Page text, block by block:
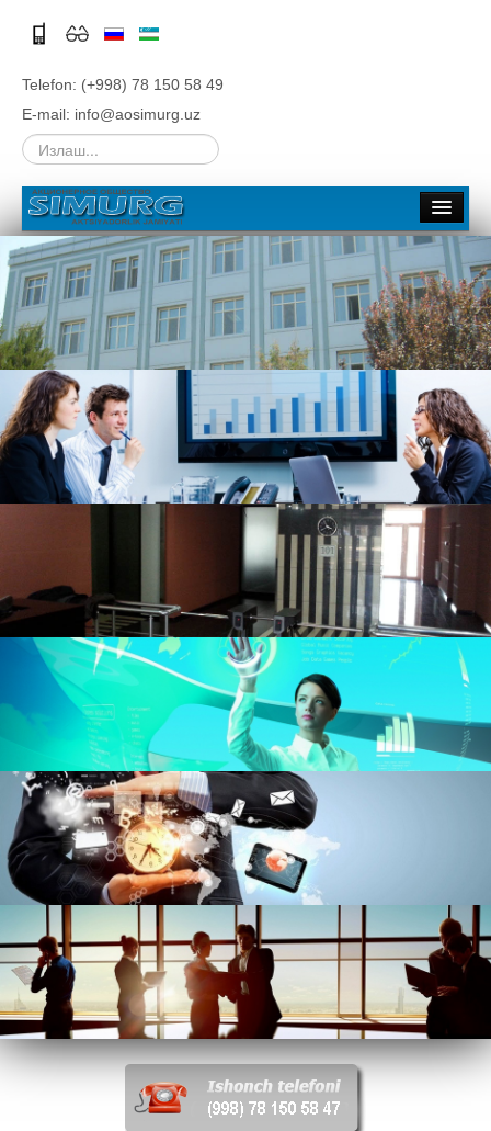
Telefon: (+998) 78 150 58 49
E-mail: info@aosimurg.uz
Излаш...
Asosiy
Kompaniya haqida
Umumiy ma'lumotlari
Tarixi
Rahbariyat
Tuzilma
Filiallar
Tenderlar
Rivojlantirish strategiyasi, Biznes rejalar
Ish o'rinlari
Aktsiyadorlik
Audit
Aktsiyadorlar burchagi
Komissiyalar
Jamiyatining tadbirlar
Asosiy ko'rsatkichlar
Mahsulotlar
Emissiya risolasi
Muhim faktlar
Акцияларни сотиб олиниши
Rrasmiy
Normativ-huqukiy bazasi
Sertifikatlar va litsenziyalar
Ustav
O'z kuchini yo'qotgan hujjatlar
Arhiv
Investitsiya portfeli
Interaktiv xizmatlar
Savol-javob
Sayt xaritasi
Davlat tashkilotlarga murojat yuvorish
Shakl talabnomalar
Aloqalar